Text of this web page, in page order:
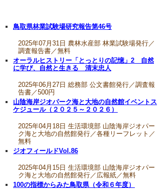
鳥取県林業試験場研究報告第46号
2025年07月31日 農林水産部 林業試験場発行／
調査報告書／無料
オーラルヒストリー「とっとりの記憶」2 自然
に学び、自然と生きる 清末忠人
2025年06月27日 総務部 公文書館発行／調査報
告書／500円
山陰海岸ジオパーク海と大地の自然館イベントス
ケジュール（２０２５～２０２６）
2025年04月18日 生活環境部 山陰海岸ジオパー
ク海と大地の自然館発行／各種リーフレット／
無料
ジオフィールドVol.86
2025年04月15日 生活環境部 山陰海岸ジオパー
ク海と大地の自然館発行／広報紙／無料
100の指標からみた鳥取県（令和６年度）